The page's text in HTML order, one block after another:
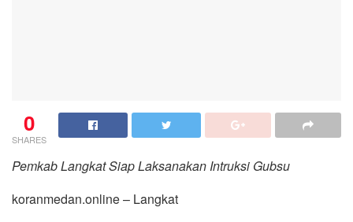
0
SHARES
Pemkab Langkat Siap Laksanakan Intruksi Gubsu
koranmedan.online – Langkat